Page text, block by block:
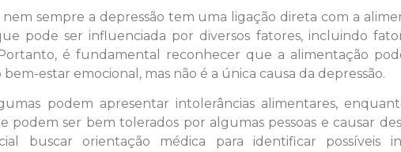
sempre a depressão tem uma ligação direta com a
pode ser influenciada por diversos fatores, incluindo
é fundamental reconhecer que a alimentação
estar emocional, mas não é a única causa da depressão.
podem apresentar intolerâncias alimentares,
podem ser bem tolerados por algumas pessoas e causar
buscar orientação médica para identificar possíveis